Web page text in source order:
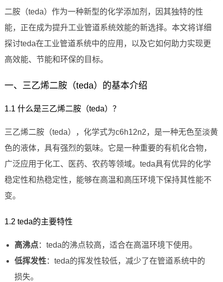
二胺（teda）作为一种新型的化学添加剂，因其独特的性
能，正在成为提升工业管道系统效能的新选择。本文将详细
探讨teda在工业管道系统中的应用，以及它如何助力实现更
高效能、节能和环保的目标。
一、三乙烯二胺（teda）的基本介绍
1.1 什么是三乙烯二胺（teda）？
三乙烯二胺（teda），化学式为c6h12n2，是一种无色至淡黄
色的液体，具有强烈的氨味。它是一种重要的有机化合物，
广泛应用于化工、医药、农药等领域。teda具有优异的化学
稳定性和热稳定性，能够在高温和高压环境下保持其性能不
变。
1.2 teda的主要特性
高沸点：teda的沸点较高，适合在高温环境下使用。
低挥发性：teda的挥发性较低，减少了在管道系统中的
损失。